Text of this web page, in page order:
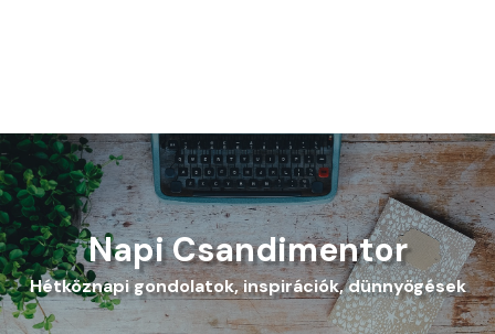
Napi Csandimentor
Hétköznapi gondolatok, inspirációk, dünnyögések